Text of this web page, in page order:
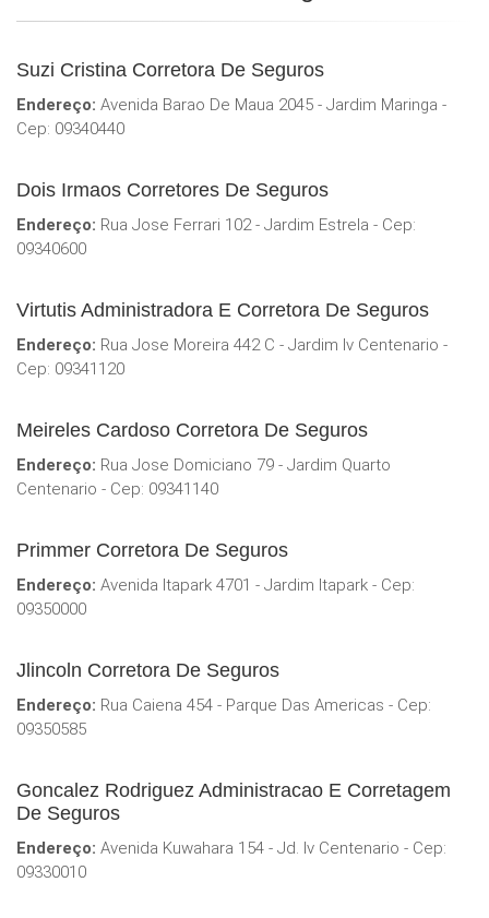
Suzi Cristina Corretora De Seguros
Endereço: Avenida Barao De Maua 2045 - Jardim Maringa -
Cep: 09340440
Dois Irmaos Corretores De Seguros
Endereço: Rua Jose Ferrari 102 - Jardim Estrela - Cep:
09340600
Virtutis Administradora E Corretora De Seguros
Endereço: Rua Jose Moreira 442 C - Jardim Iv Centenario -
Cep: 09341120
Meireles Cardoso Corretora De Seguros
Endereço: Rua Jose Domiciano 79 - Jardim Quarto
Centenario - Cep: 09341140
Primmer Corretora De Seguros
Endereço: Avenida Itapark 4701 - Jardim Itapark - Cep:
09350000
Jlincoln Corretora De Seguros
Endereço: Rua Caiena 454 - Parque Das Americas - Cep:
09350585
Goncalez Rodriguez Administracao E Corretagem
De Seguros
Endereço: Avenida Kuwahara 154 - Jd. Iv Centenario - Cep:
09330010